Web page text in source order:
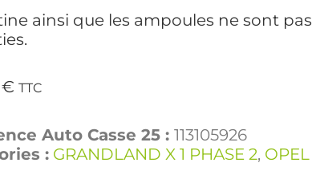
ainsi que les ampoules ne sont pas
€ TTC
Auto Casse 25 : 113105926
: GRANDLAND X 1 PHASE 2, OPEL